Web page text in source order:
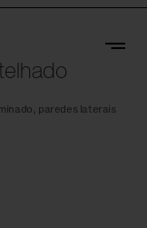
paredes laterais